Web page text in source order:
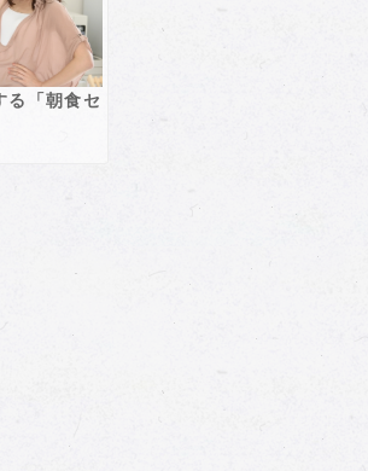
る「朝食セ